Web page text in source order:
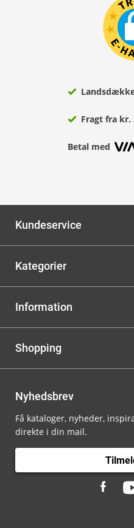
Fragt fra kr.
Betal med
Kundeservice
Kategorier
Information
Shopping
Nyhedsbrev
Få kataloger, nyheder,
direkte i din mail.